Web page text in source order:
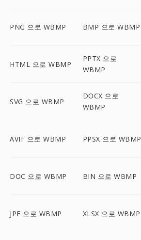
PNG 으로 WBMP BMP 으로 WBMP
HTML 으로 WBMP
PPTX 으로
WBMP
SVG 으로 WBMP
DOCX 으로
WBMP
AVIF 으로 WBMP PPSX 으로 WBMP
DOC 으로 WBMP BIN 으로 WBMP
JPE 으로 WBMP XLSX 으로 WBMP